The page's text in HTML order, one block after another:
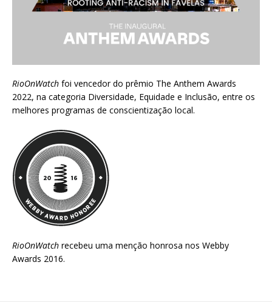
RioOnWatch foi vencedor do prêmio The Anthem Awards
2022, na categoria Diversidade, Equidade e Inclusão, entre os
melhores programas de conscientização local.
RioOnWatch recebeu uma menção honrosa nos Webby
Awards 2016.